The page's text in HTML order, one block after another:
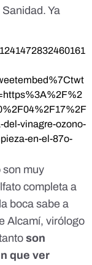
Ya
del-vinagre-ozono-
en-el-87o-
son muy
completa a
boca sabe a
Alcamí, virólogo
son
que ver